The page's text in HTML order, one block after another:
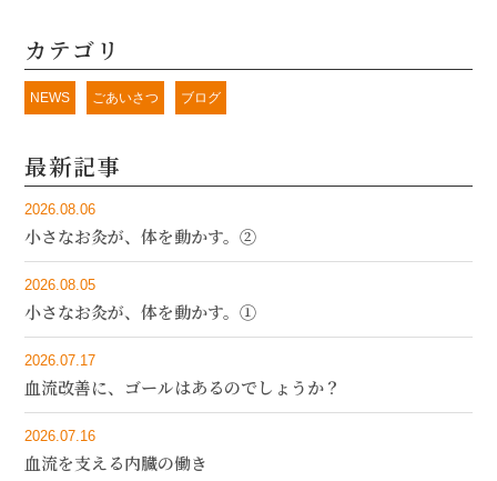
カテゴリ
NEWS ごあいさつ ブログ
最新記事
2026.08.06
小さなお灸が、体を動かす。②
2026.08.05
小さなお灸が、体を動かす。①
2026.07.17
血流改善に、ゴールはあるのでしょうか？
2026.07.16
血流を支える内臓の働き